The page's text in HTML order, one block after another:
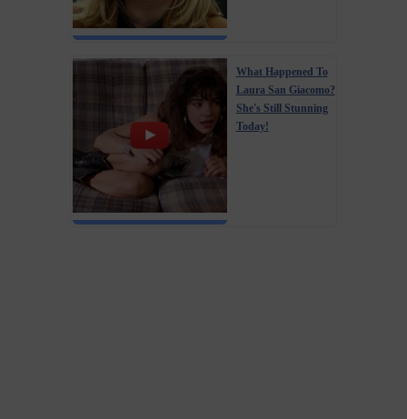
What Happened To
Laura San Giacomo?
She's Still Stunning
Today!